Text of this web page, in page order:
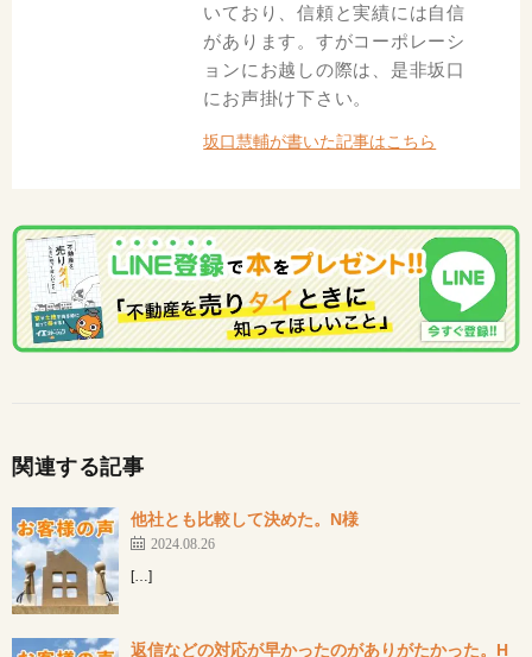
いており、信頼と実績には自信
があります。すがコーポレーシ
ョンにお越しの際は、是非坂口
にお声掛け下さい。
坂口慧輔が書いた記事はこちら
関連する記事
他社とも比較して決めた。N様
2024.08.26
[…]
返信などの対応が早かったのがありがたかった。H